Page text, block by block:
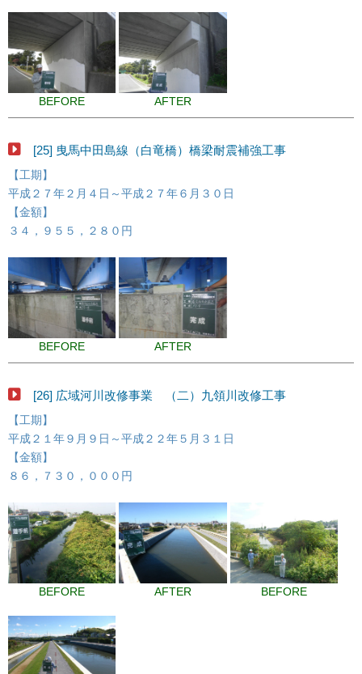
BEFORE AFTER
[25] 曳馬中田島線（白竜橋）橋梁耐震補強工事
【工期】
平成２７年２月４日～平成２７年６月３０日
【金額】
３４，９５５，２８０円
BEFORE AFTER
[26] 広域河川改修事業 （二）九領川改修工事
【工期】
平成２１年９月９日～平成２２年５月３１日
【金額】
８６，７３０，０００円
BEFORE AFTER BEFORE